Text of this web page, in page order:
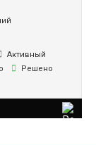
Активный
Решено